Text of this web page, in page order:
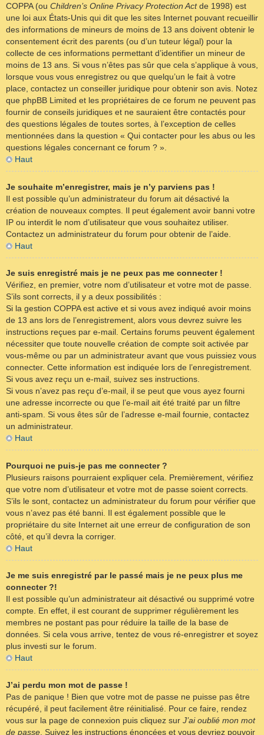
COPPA (ou Children’s Online Privacy Protection Actde 1998) est
une loi aux États-Unis qui dit que les sites Internet pouvant recueillir
des informations de mineurs de moins de 13 ans doivent obtenir le
consentement écrit des parents (ou d’un tuteur légal) pour la
collecte de ces informations permettant d’identifier un mineur de
moins de 13 ans. Si vous n’êtes pas sûr que cela s’applique à vous,
lorsque vous vous enregistrez ou que quelqu’un le fait à votre
place, contactez un conseiller juridique pour obtenir son avis. Notez
que phpBB Limited et les propriétaires de ce forum ne peuvent pas
fournir de conseils juridiques et ne sauraient être contactés pour
des questions légales de toutes sortes, à l’exception de celles
mentionnées dans la question « Qui contacter pour les abus ou les
questions légales concernant ce forum ? ».
Haut
Je souhaite m’enregistrer, mais je n’y parviens pas !
Il est possible qu’un administrateur du forum ait désactivé la
création de nouveaux comptes. Il peut également avoir banni votre
IP ou interdit le nom d’utilisateur que vous souhaitez utiliser.
Contactez un administrateur du forum pour obtenir de l’aide.
Haut
Je suis enregistré mais je ne peux pas me connecter !
Vérifiez, en premier, votre nom d’utilisateur et votre mot de passe.
S’ils sont corrects, il y a deux possibilités :
Si la gestion COPPA est active et si vous avez indiqué avoir moins
de 13 ans lors de l’enregistrement, alors vous devrez suivre les
instructions reçues par e-mail. Certains forums peuvent également
nécessiter que toute nouvelle création de compte soit activée par
vous-même ou par un administrateur avant que vous puissiez vous
connecter. Cette information est indiquée lors de l’enregistrement.
Si vous avez reçu un e-mail, suivez ses instructions.
Si vous n’avez pas reçu d’e-mail, il se peut que vous ayez fourni
une adresse incorrecte ou que l’e-mail ait été traité par un filtre
anti-spam. Si vous êtes sûr de l’adresse e-mail fournie, contactez
un administrateur.
Haut
Pourquoi ne puis-je pas me connecter ?
Plusieurs raisons pourraient expliquer cela. Premièrement, vérifiez
que votre nom d’utilisateur et votre mot de passe soient corrects.
S’ils le sont, contactez un administrateur du forum pour vérifier que
vous n’avez pas été banni. Il est également possible que le
propriétaire du site Internet ait une erreur de configuration de son
côté, et qu’il devra la corriger.
Haut
Je me suis enregistré par le passé mais je ne peux plus me
connecter ?!
Il est possible qu’un administrateur ait désactivé ou supprimé votre
compte. En effet, il est courant de supprimer régulièrement les
membres ne postant pas pour réduire la taille de la base de
données. Si cela vous arrive, tentez de vous ré-enregistrer et soyez
plus investi sur le forum.
Haut
J’ai perdu mon mot de passe !
Pas de panique ! Bien que votre mot de passe ne puisse pas être
récupéré, il peut facilement être réinitialisé. Pour ce faire, rendez
vous sur la page de connexion puis cliquez sur J’ai oublié mon mot
de passe. Suivez les instructions énoncées et vous devriez pouvoir